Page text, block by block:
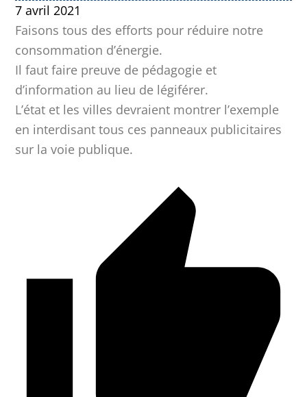
7 avril 2021
Faisons tous des efforts pour réduire notre
consommation d’énergie.
Il faut faire preuve de pédagogie et
d’information au lieu de légiférer.
L’état et les villes devraient montrer l’exemple
en interdisant tous ces panneaux publicitaires
sur la voie publique.